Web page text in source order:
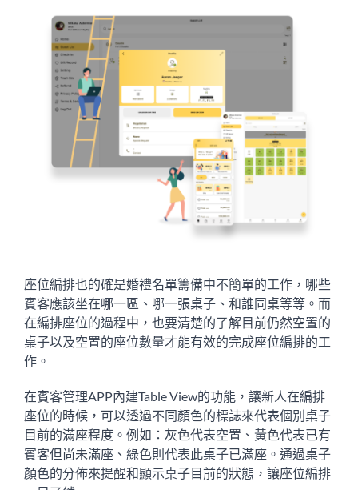
座位編排也的確是婚禮名單籌備中不簡單的工作，哪些
賓客應該坐在哪一區、哪一張桌子、和誰同桌等等。而
在編排座位的過程中，也要清楚的了解目前仍然空置的
桌子以及空置的座位數量才能有效的完成座位編排的工
作。
在賓客管理APP內建Table View的功能，讓新人在編排
座位的時候，可以透過不同顏色的標誌來代表個別桌子
目前的滿座程度。例如：灰色代表空置、黃色代表已有
賓客但尚未滿座、綠色則代表此桌子已滿座。通過桌子
顏色的分佈來提醒和顯示桌子目前的狀態，讓座位編排